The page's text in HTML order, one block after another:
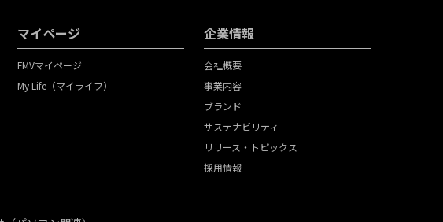
マイページ
FMVマイページ
My Life（マイライフ）
企業情報
会社概要
事業内容
ブランド
サステナビリティ
リリース・トピックス
採用情報